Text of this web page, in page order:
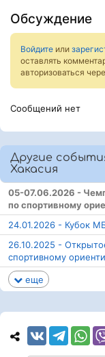
Обсуждение
Войдите или
оставлять
авторизоваться
Сообщений нет
Другие
Хакасия
05-07.06.2026 -
по спортивному
24.01.2026 - Кубок
26.10.2025 -
спортивному
еще